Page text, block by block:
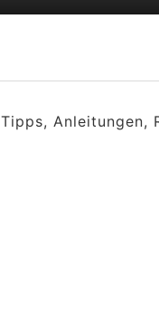
Tipps, Anleitungen,